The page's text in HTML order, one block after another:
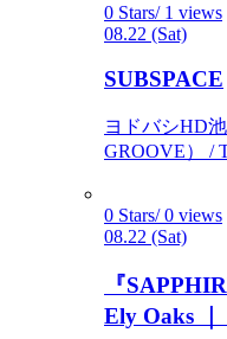
0 Stars/ 1 views
08.22 (Sat)
SUBSPACE
ヨドバシHD
GROOVE） /
0 Stars/ 0 views
08.22 (Sat)
『
Ely Oaks ｜